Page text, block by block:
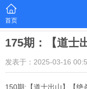
首页
175期：【道士
发表于：2025-03-16
150期:【道士出山】【绝